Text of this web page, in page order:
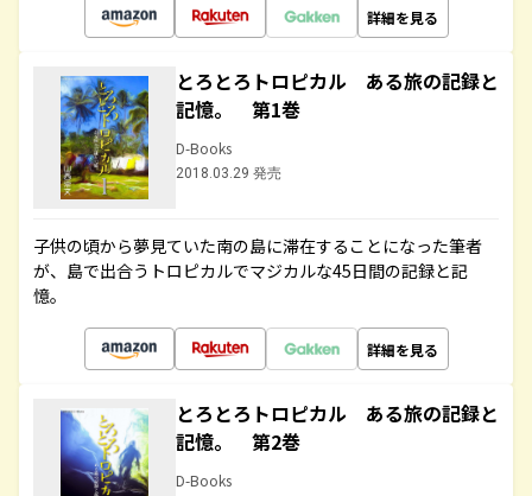
詳細を見る
とろとろトロピカル ある旅の記録と
記憶。 第1巻
D-Books
2018.03.29 発売
子供の頃から夢見ていた南の島に滞在することになった筆者
が、島で出合うトロピカルでマジカルな45日間の記録と記
憶。
詳細を見る
とろとろトロピカル ある旅の記録と
記憶。 第2巻
D-Books